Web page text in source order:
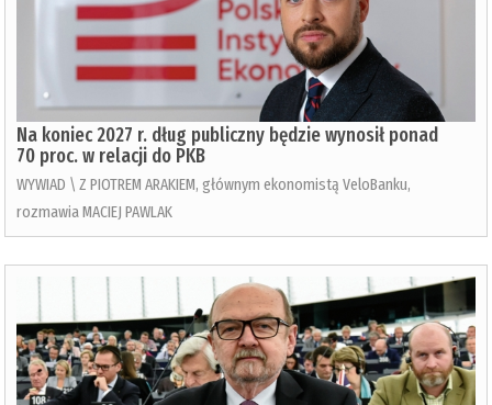
Na koniec 2027 r. dług publiczny będzie wynosił ponad
70 proc. w relacji do PKB
WYWIAD \ Z PIOTREM ARAKIEM, głównym ekonomistą VeloBanku,
rozmawia MACIEJ PAWLAK